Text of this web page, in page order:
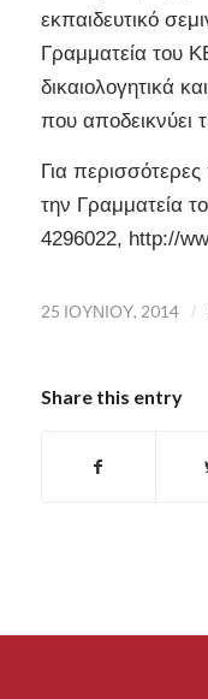
εκπαιδευτικό
Γραμματεία του
δικαιολογητικά
που αποδεικνύει
Για
την Γραμματεία
4296022, http://
25 ΙΟΥΝΊΟΥ, 2014 /
Share this entry